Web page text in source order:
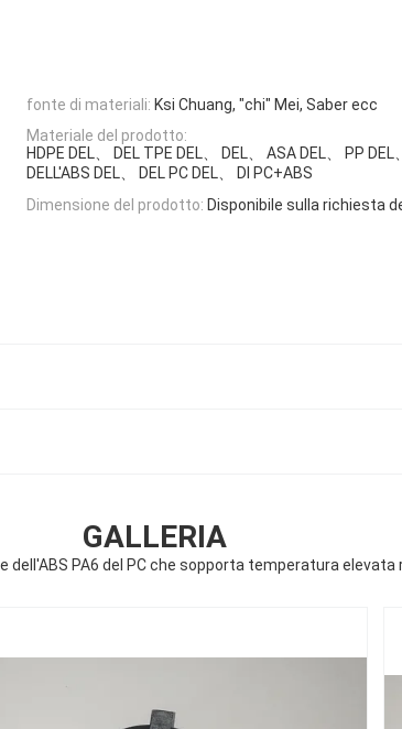
fonte di materiali: Ksi Chuang, "chi" Mei, Saber ecc
Materiale del prodotto:
HDPE DEL、 DEL TPE DEL、 DEL、 ASA DEL、 PP DEL
DELL'ABS DEL、 DEL PC DEL、 DI PC+ABS
Dimensione del prodotto: Disponibile sulla richiesta
GALLERIA
dell'ABS PA6 del PC che sopporta temperatura